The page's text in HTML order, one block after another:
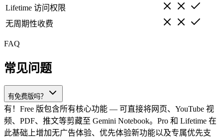
Lifetime 访问权限
无周期性收费
FAQ
常见问题
有免费版吗？
有！Free 版包含所有核心功能 — 可直接将网页、YouTube 视
频、PDF、推文等剪藏至 Gemini Notebook。Pro 和 Lifetime 在
此基础上增加无广告体验、优先体验新功能以及专属优先支